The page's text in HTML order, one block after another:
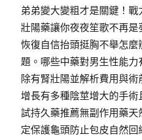
弟弟變大變粗才是關鍵！
壯陽藥讓你夜夜笙歌不再
恢復自信抬頭挺胸不舉怎
題。哪些中藥對男生性能
除有腎壯陽並解析費用與
增長有多種陰莖增大的手
試持久藥推薦無副作用藥
定保護龜頭防止包皮自然